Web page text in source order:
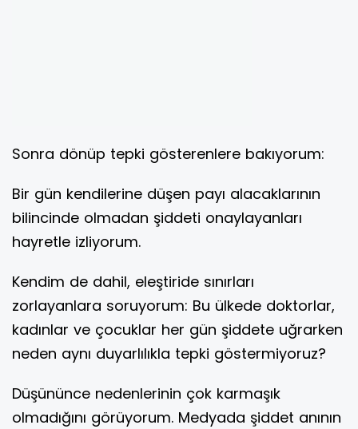
Sonra dönüp tepki gösterenlere bakıyorum:
Bir gün kendilerine düşen payı alacaklarının
bilincinde olmadan şiddeti onaylayanları
hayretle izliyorum.
Kendim de dahil, eleştiride sınırları
zorlayanlara soruyorum: Bu ülkede doktorlar,
kadınlar ve çocuklar her gün şiddete uğrarken
neden aynı duyarlılıkla tepki göstermiyoruz?
Düşününce nedenlerinin çok karmaşık
olmadığını görüyorum. Medyada şiddet anının